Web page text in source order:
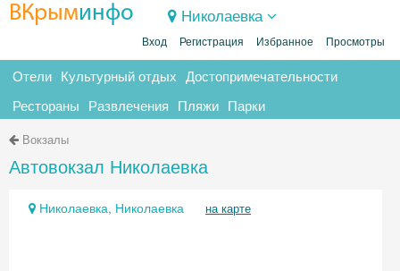
ВКрыминфо Николаевка
Вход Регистрация Избранное Просмотры
Отели Культурный отдых Достопримечательности
Рестораны Развлечения Пляжи Парки
Вокзалы
Автовокзал Николаевка
Николаевка, Николаевка на карте